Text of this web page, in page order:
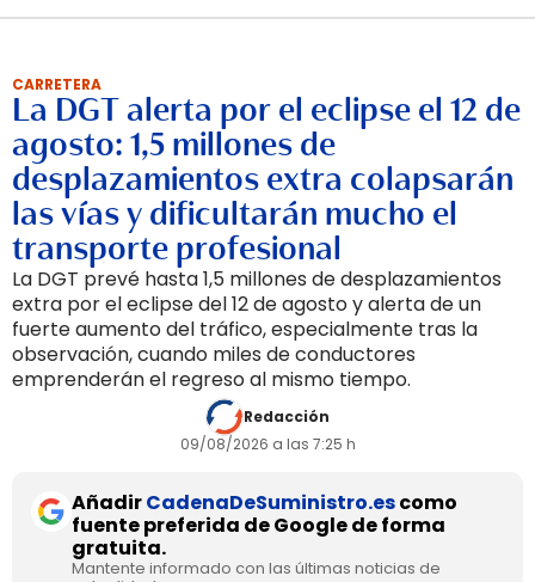
CARRETERA
La DGT alerta por el eclipse el 12 de
agosto: 1,5 millones de
desplazamientos extra colapsarán
las vías y dificultarán mucho el
transporte profesional
La DGT prevé hasta 1,5 millones de desplazamientos
extra por el eclipse del 12 de agosto y alerta de un
fuerte aumento del tráfico, especialmente tras la
observación, cuando miles de conductores
emprenderán el regreso al mismo tiempo.
Redacción
09/08/2026 a las 7:25 h
AñadirCadenaDeSuministro.escomo
fuente preferida de Google de forma
gratuita.
Mantente informado con las últimas noticias de